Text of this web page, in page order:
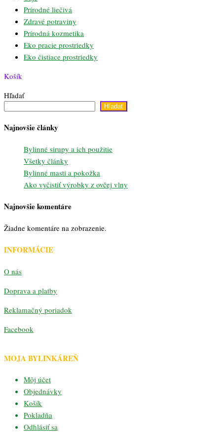
Prírodné liečivá
Zdravé potraviny
Prírodná kozmetika
Eko pracie prostriedky
Eko čistiace prostriedky
Košík
Hľadať
Hľadať
Najnovšie články
Bylinné sirupy a ich použitie
Všetky články
Bylinné masti a pokožka
Ako vyčistiť výrobky z ovčej vlny
Najnovšie komentáre
Žiadne komentáre na zobrazenie.
INFORMÁCIE
O nás
Doprava a platby
Reklamačný poriadok
Facebook
MOJA BYLINKÁREŇ
Môj účet
Objednávky
Košík
Pokladňa
Odhlásiť sa